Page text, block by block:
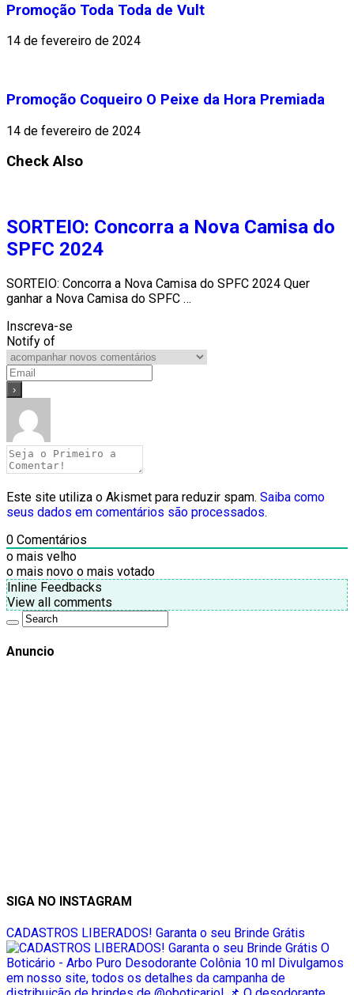
Promoção Toda Toda de Vult
14 de fevereiro de 2024
Promoção Coqueiro O Peixe da Hora Premiada
14 de fevereiro de 2024
Check Also
SORTEIO: Concorra a Nova Camisa do
SPFC 2024
SORTEIO: Concorra a Nova Camisa do SPFC 2024 Quer
ganhar a Nova Camisa do SPFC …
Inscreva-se
Notify of
Este site utiliza o Akismet para reduzir spam. Saiba como
seus dados em comentários são processados.
0 Comentários
o mais velho
o mais novo o mais votado
Inline Feedbacks
View all comments
Anuncio
SIGA NO INSTAGRAM
CADASTROS LIBERADOS! Garanta o seu Brinde Grátis